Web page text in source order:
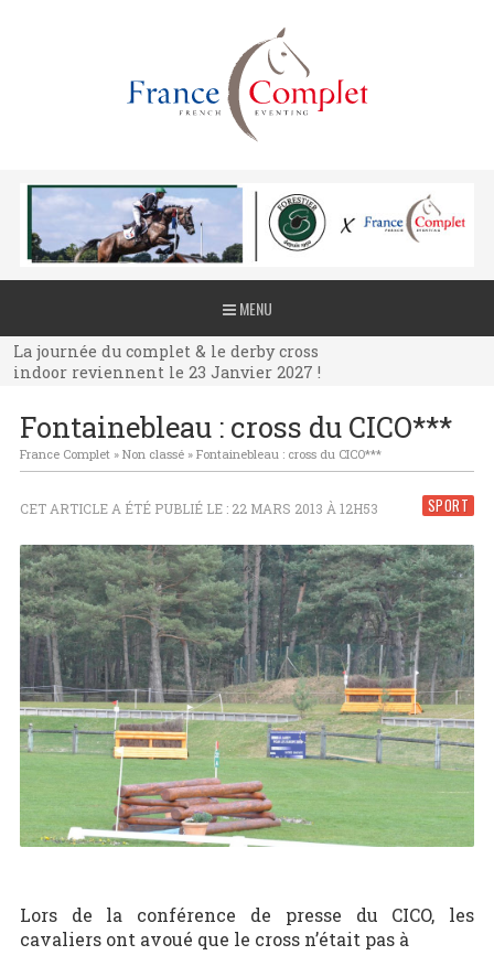
MENU
La journée du complet & le derby cross
indoor reviennent le 23 Janvier 2027 !
La journée du complet & le derby cross
indoor reviennent le 23 Janvier 2027 !
indoor reviennent le 23 Janvier 2027 !
Fontainebleau : cross du CICO***
France Complet» Non classé» Fontainebleau : cross du CICO***
SPORT
CET ARTICLE A ÉTÉ PUBLIÉ LE : 22 MARS 2013 À 12H53
Lors de la conférence de presse du CICO, les
cavaliers ont avoué que le cross n’était pas à